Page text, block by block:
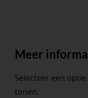
Meer
Selecteer een
tonen.